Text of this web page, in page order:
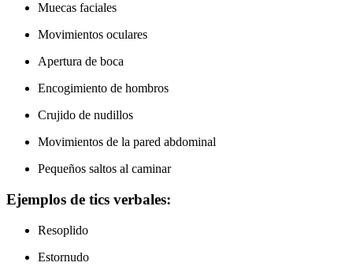
Muecas faciales
Movimientos oculares
Apertura de boca
Encogimiento de hombros
Crujido de nudillos
Movimientos de la pared abdominal
Pequeños saltos al caminar
Ejemplos de tics verbales:
Resoplido
Estornudo